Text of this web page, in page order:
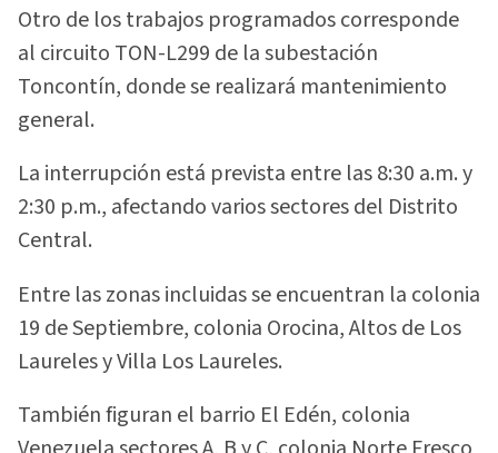
Otro de los trabajos programados corresponde
al circuito TON-L299 de la subestación
Toncontín, donde se realizará mantenimiento
general.
La interrupción está prevista entre las 8:30 a.m. y
2:30 p.m., afectando varios sectores del Distrito
Central.
Entre las zonas incluidas se encuentran la colonia
19 de Septiembre, colonia Orocina, Altos de Los
Laureles y Villa Los Laureles.
También figuran el barrio El Edén, colonia